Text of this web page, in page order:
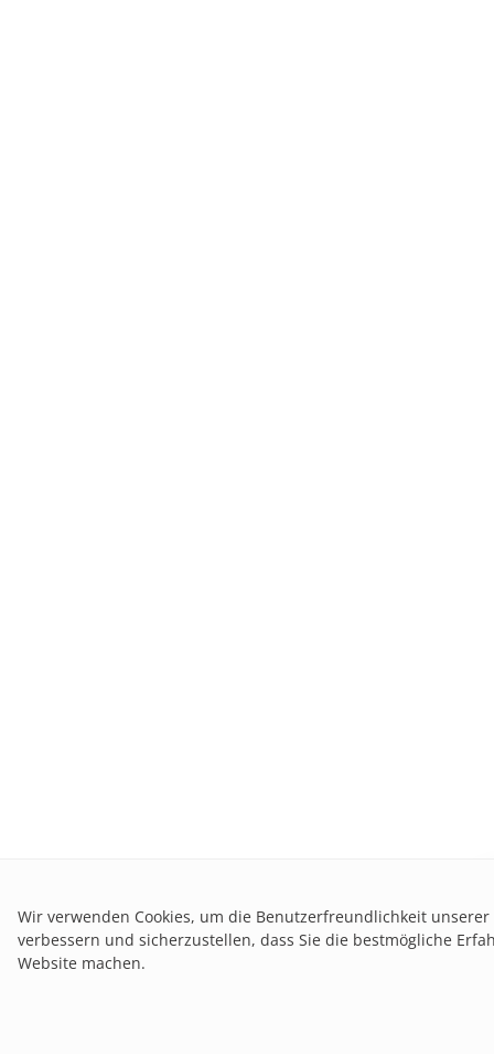
Wir verwenden Cookies, um die Benutzerfreundlichkeit unserer
verbessern und sicherzustellen, dass Sie die bestmögliche
Website machen.